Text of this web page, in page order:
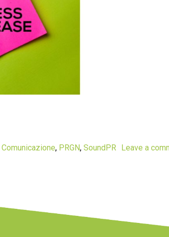
Comunicazione, PRGN, SoundPR Leave a